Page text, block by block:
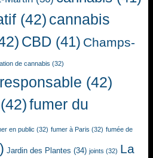
(42) cannabis
CBD (41) Champs-
de cannabis (32)
(42)
(42)fumer du
en public (32) fumer à Paris (32) fumée de
Jardin des Plantes (34) joints (32) La